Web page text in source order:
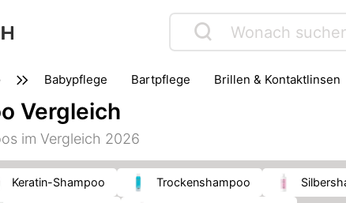
Babypflege Bartpflege Brillen & Kontaktlinsen
Erotik
Fußpflege
Intimpflege Kosmetik
Vergleich
im Vergleich 2026
Keratin-Shampoo Trockenshampoo